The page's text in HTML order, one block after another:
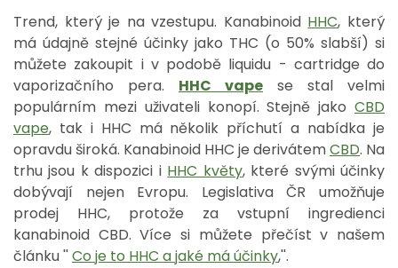
Trend, který je na vzestupu. Kanabinoid HHC, který
má údajně stejné účinky jako THC (o 50% slabší) si
můžete zakoupit i v podobě liquidu - cartridge do
vaporizačního pera. HHC vape se stal velmi
populárním mezi uživateli konopí. Stejně jako CBD
vape, tak i HHC má několik příchutí a nabídka je
opravdu široká. Kanabinoid HHC je derivátemCBD. Na
trhu jsou k dispozici i HHC květy, které svými účinky
dobývají nejen Evropu. Legislativa ČR umožňuje
prodej HHC, protože za vstupní ingredienci
kanabinoid CBD. Více si můžete přečíst v našem
článku ''Co je to HHC a jaké má účinky,''.